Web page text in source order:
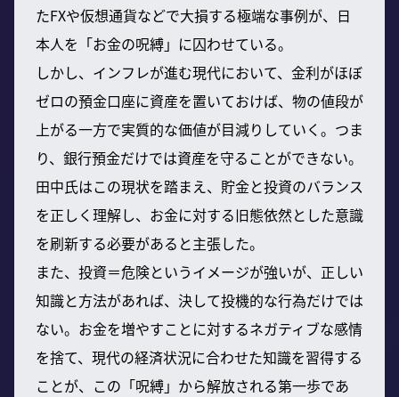
たFXや仮想通貨などで大損する極端な事例が、日
本人を「お金の呪縛」に囚わせている。
しかし、インフレが進む現代において、金利がほぼ
ゼロの預金口座に資産を置いておけば、物の値段が
上がる一方で実質的な価値が目減りしていく。つま
り、銀行預金だけでは資産を守ることができない。
田中氏はこの現状を踏まえ、貯金と投資のバランス
を正しく理解し、お金に対する旧態依然とした意識
を刷新する必要があると主張した。
また、投資＝危険というイメージが強いが、正しい
知識と方法があれば、決して投機的な行為だけでは
ない。お金を増やすことに対するネガティブな感情
を捨て、現代の経済状況に合わせた知識を習得する
ことが、この「呪縛」から解放される第一歩であ